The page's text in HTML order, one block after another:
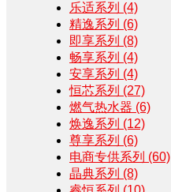
乐适系列 (4)
精逸系列 (6)
即享系列 (8)
畅享系列 (4)
安享系列 (4)
恒芯系列 (27)
燃气热水器 (6)
焕逸系列 (12)
尊享系列 (6)
电商专供系列 (60)
晶典系列 (8)